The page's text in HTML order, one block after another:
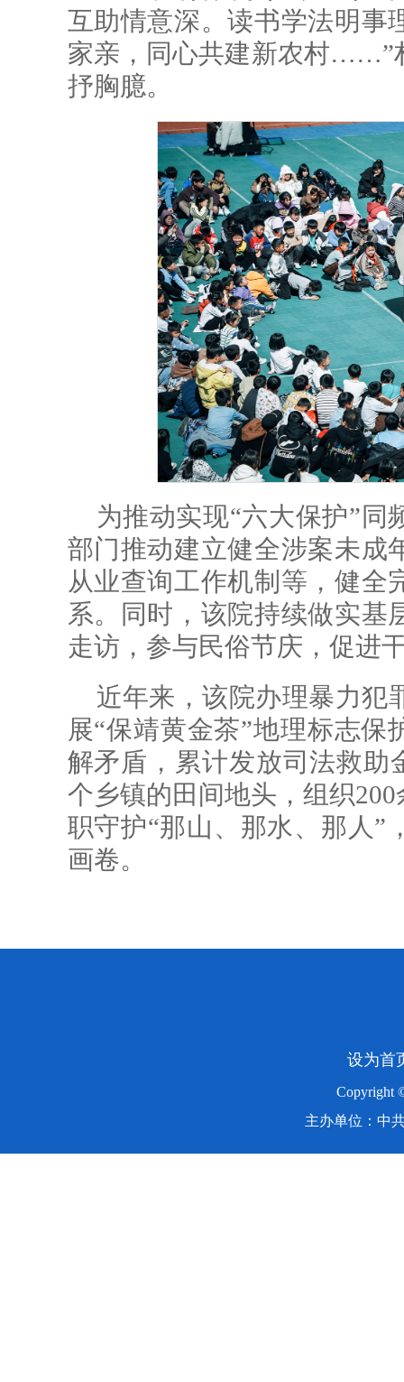
互助情意深。读书学法明事
家亲，同心共建新农村……”
抒胸臆。
为推动实现“六大保护”
部门推动建立健全涉案未成
从业查询工作机制等，健全
系。同时，该院持续做实基
走访，参与民俗节庆，促进
近年来，该院办理暴力犯
展“保靖黄金茶”地理标志保
解矛盾，累计发放司法救助
个乡镇的田间地头，组织
职守护“那山、那水、那人”
画卷。
设为首
Copyright
主办单位：中